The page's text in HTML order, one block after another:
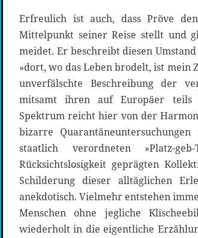
Erfreulich ist auch, dass Pröve
Mittelpunkt seiner Reise stellt und
meidet. Er beschreibt diesen
»dort, wo das Leben brodelt, ist mein
unverfälschte Beschreibung der
mitsamt ihren auf Europäer teils
Spektrum reicht hier von der
bizarre
staatlich verordneten »Platz-
Rücksichtslosigkeit geprägten
Schilderung dieser alltäglichen
anekdotisch. Vielmehr entstehen
Menschen ohne jegliche
wiederholt in die eigentliche